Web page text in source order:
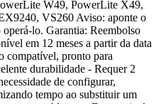
W49, PowerLite X49,
VS260 Aviso: aponte o
lo. Garantia: Reembolso
em 12 meses a partir da data
compatível, pronto para
durabilidade - Requer 2
de configurar,
tempo ao substituir um